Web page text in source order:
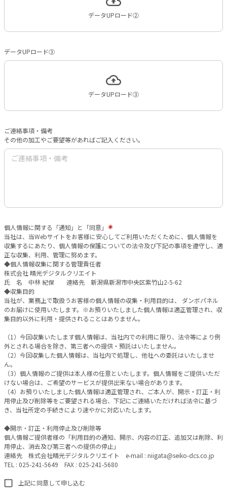
データUPロード②
データUPロード③
データUPロード③
ご連絡事項・備考
その他の加工やご要望等があればご記入ください。
個人情報に関する「通知」と「同意」
当社は、当Webサイトをお客様に安心してご利用いただくために、個人情報を
収集するにあたり、個人情報の保護についての法令及び下記の事項を遵守し、適
正な収集、利用、管理に努めます。
◆個人情報収集に関する管理責任者
株式会社 晴光デジタルクリエイト
氏 名 中林 紀保 連絡先 新潟県新潟市中央区紫竹山2-5-62
◆収集目的
当社が、業務上で取扱うお客様の個人情報の収集・利用目的は、 ダンボパネル
のお届けに使用いたします。※お預りいたしました個人情報は適正管理され、収
集目的以外に利用・提供されることはありません。
（1）今回収集いたします個人情報は、当社内での利用に限り、法令等により例
外とされる場合を除き、第三者への提供・預託はいたしません。
（2）今回収集した個人情報は、当社内で処理し、他社への委託はいたしませ
ん。
（3）個人情報のご提供は本人様の任意といたします。個人情報をご提供いただ
けない場合は、ご希望のサービスが提供出来ない場合があります。
（4）お預りいたしました個人情報は適正管理され、ご本人が、開示・訂正・利
用停止及び削除等をご要望される場合、下記にご連絡いただければ法令に基づ
き、当社所定の手続きにより速やかに対応いたします。
◆開示・訂正・利用停止及び削除等
個人情報ご提供者様の「利用目的の通知、開示、内容の訂正、追加又は削除、利
用停止、消去及び第三者への提供の停止」
連絡先 株式会社晴光デジタルクリエイト e-mail : niigata@seiko-dcs.co.jp
TEL : 025-241-5649 FAX : 025-241-5680
上記に同意して申し込む